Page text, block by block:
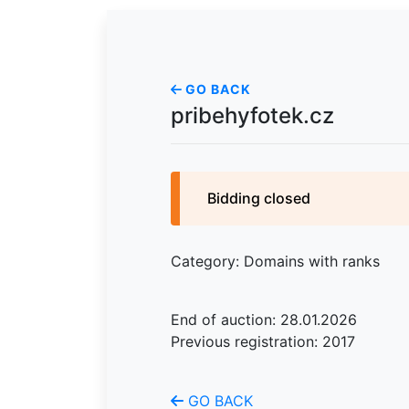
GO BACK
pribehyfotek.cz
Bidding closed
Category: Domains with ranks
End of auction: 28.01.2026
Previous registration: 2017
GO BACK